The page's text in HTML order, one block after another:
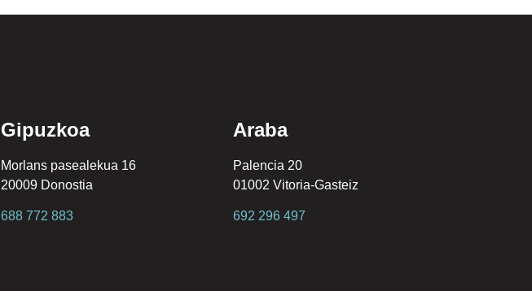
Gipuzkoa
Morlans pasealekua 16
20009 Donostia
688 772 883
Araba
Palencia 20
01002 Vitoria-Gasteiz
692 296 497